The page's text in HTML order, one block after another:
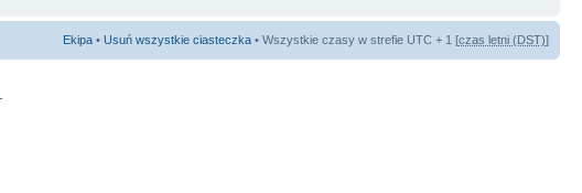
Ekipa • Usuń wszystkie ciasteczka • Wszystkie czasy w strefie UTC + 1 [czas letni (DST)]